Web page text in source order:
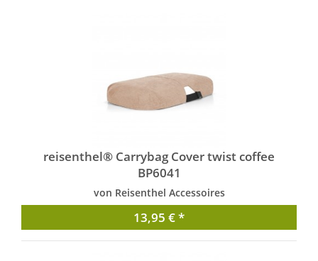
reisenthel® Carrybag Cover twist coffee
BP6041
von Reisenthel Accessoires
13,95 € *